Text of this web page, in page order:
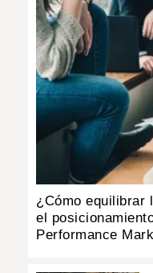
IMPRESO
¿Cómo equilibrar
el
Performance